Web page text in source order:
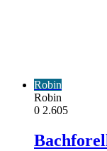
Robin
Robin
0 2.605